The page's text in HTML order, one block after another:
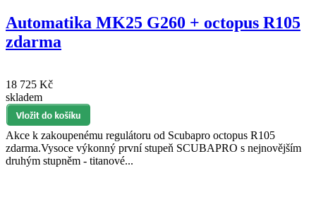
Automatika MK25 G260 + octopus R105
zdarma
18 725 Kč
skladem
Akce k zakoupenému regulátoru od Scubapro octopus R105
zdarma.Vysoce výkonný první stupeň SCUBAPRO s nejnovějším
druhým stupněm - titanové...